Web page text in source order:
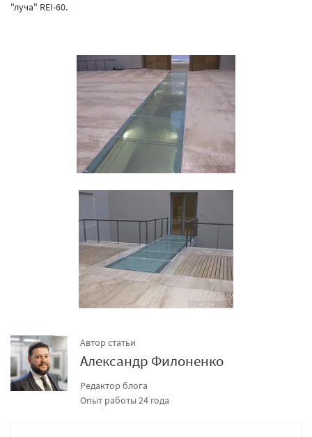
"луча" REI-60.
Автор статьи
Александр Филоненко
Редактор блога
Опыт работы 24 года